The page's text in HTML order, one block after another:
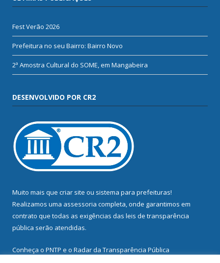
Fest Verão 2026
Prefeitura no seu Bairro: Bairro Novo
2ª Amostra Cultural do SOME, em Mangabeira
DESENVOLVIDO POR CR2
Muito mais que criar site ou sistema para prefeituras!
Realizamos uma assessoria completa, onde garantimos em
contrato que todas as exigências das leis de transparência
pública serão atendidas.
Conheça o PNTP e o Radar da Transparência Pública